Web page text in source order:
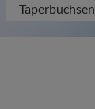
Taperbuchsen